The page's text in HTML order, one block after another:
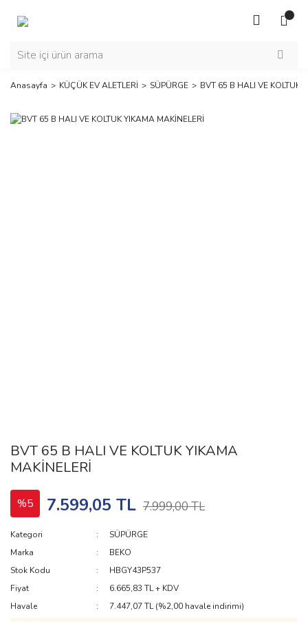
Anasayfa KÜÇÜK EV ALETLERİ SÜPÜRGE BVT 65 B HALI VE KOLTUK
BVT 65 B HALI VE KOLTUK YIKAMA
MAKİNELERİ
%5 7.599,05 TL 7.999,00 TL
Kategori
SÜPÜRGE
Marka
BEKO
Stok Kodu
HBGY43P537
Fiyat
6.665,83 TL + KDV
Havale
7.447,07 TL (%2,00 havale indirimi)